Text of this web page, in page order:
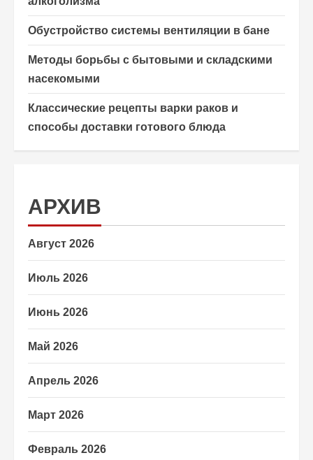
Обустройство системы вентиляции в бане
Методы борьбы с бытовыми и складскими
насекомыми
Классические рецепты варки раков и
способы доставки готового блюда
АРХИВ
Август 2026
Июль 2026
Июнь 2026
Май 2026
Апрель 2026
Март 2026
Февраль 2026